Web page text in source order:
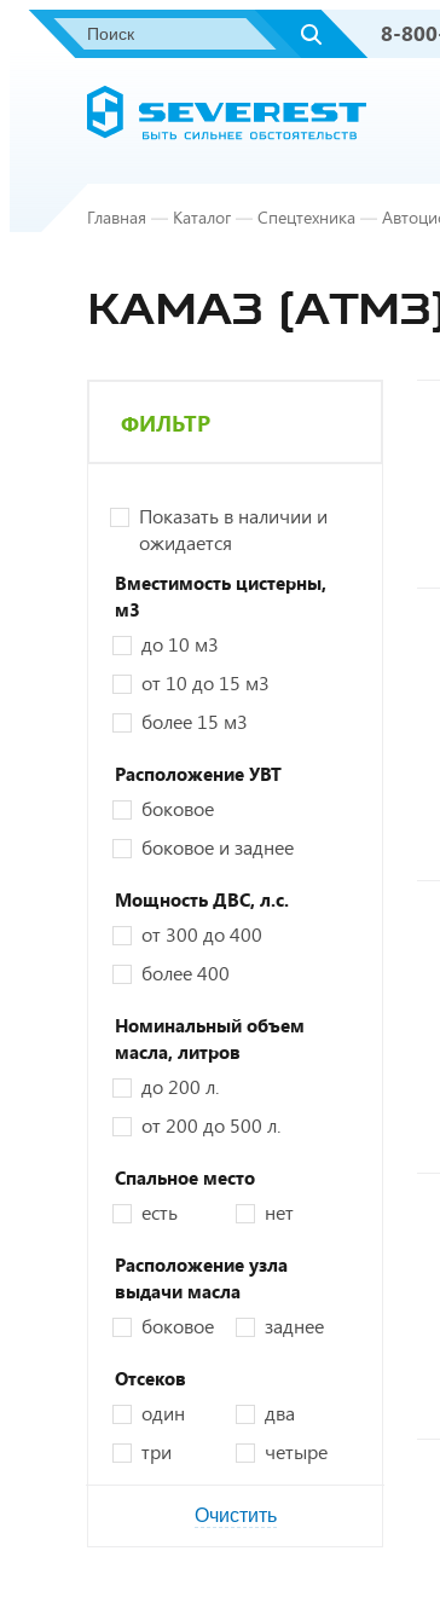
8-
Главная — Каталог — Спецтехника —
КАМАЗ
ФИЛЬТР
Показать в наличии и
ожидается
Вместимость цистерны,
м3
до 10 м3
от 10 до 15 м3
более 15 м3
Расположение УВТ
боковое
боковое и заднее
Мощность ДВС, л.с.
от 300 до 400
более 400
Номинальный объем
масла, литров
до 200 л.
от 200 до 500 л.
Спальное место
есть нет
Расположение узла
выдачи масла
боковое заднее
Отсеков
один
два
три
четыре